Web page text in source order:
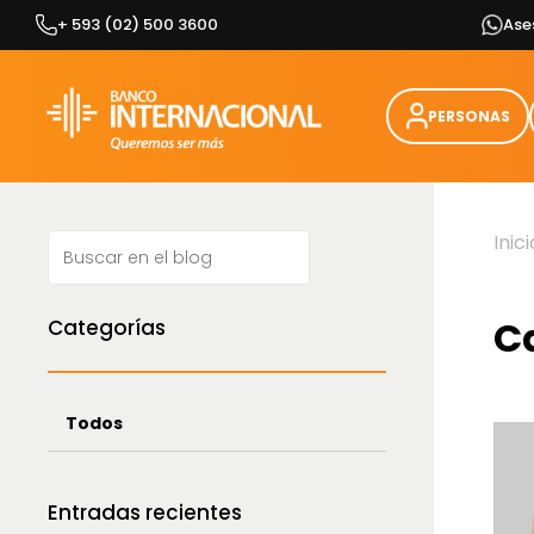
Skip
+ 593 (02) 500 3600
PERSONAS
Categorías
Todos
Entradas recientes